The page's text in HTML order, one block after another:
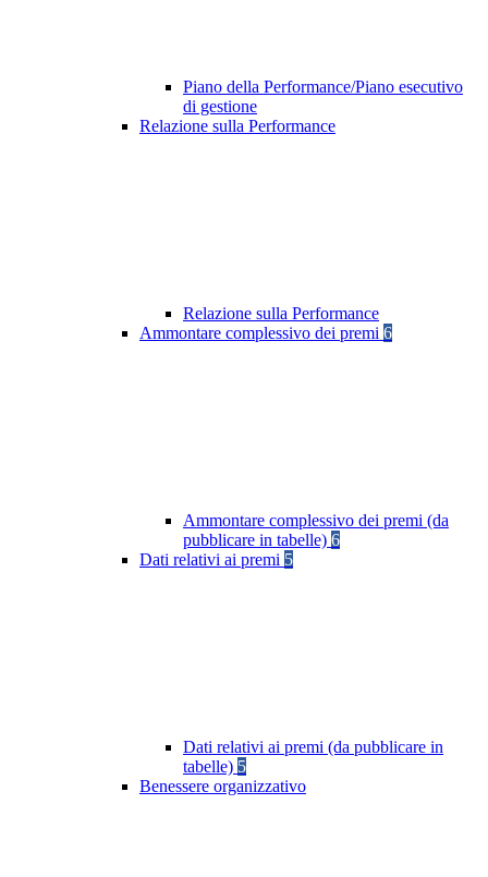
Piano della Performance/Piano esecutivo
di gestione
Relazione sulla Performance
Relazione sulla Performance
Ammontare complessivo dei premi 6
Ammontare complessivo dei premi (da
pubblicare in tabelle) 6
Dati relativi ai premi 5
Dati relativi ai premi (da pubblicare in
tabelle) 5
Benessere organizzativo